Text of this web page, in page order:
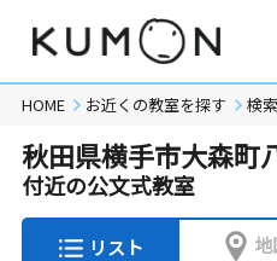
HOME お近くの教室を探す 検
秋田県横手市大森町
付近の公文式教室
リスト 地